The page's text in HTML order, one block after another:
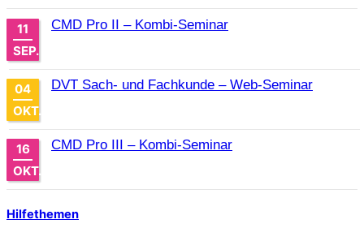
11
SEP.
CMD Pro II – Kombi-Seminar
04
OKT.
DVT Sach- und Fachkunde – Web-Seminar
16
OKT.
CMD Pro III – Kombi-Seminar
Hilfethemen